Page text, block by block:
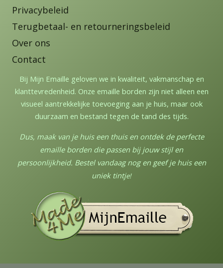
Privacybeleid
Terugbetaal- en retourneringsbeleid
Over ons
Contact
Bij Mijn Emaille geloven we in kwaliteit, vakmanschap en
klanttevredenheid. Onze emaille borden zijn niet alleen een
visueel aantrekkelijke toevoeging aan je huis, maar ook
duurzaam en bestand tegen de tand des tijds.
Dus, maak van je huis een thuis en ontdek de perfecte
emaille borden die passen bij jouw stijl en
persoonlijkheid. Bestel vandaag nog en geef je huis een
uniek tintje!